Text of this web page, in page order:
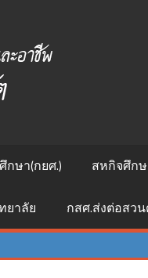
การ
ศึกษา
และ
กษา(กยศ.) สหกิจศึกษ
ยาลัย กสศ.ส่งต่อสว